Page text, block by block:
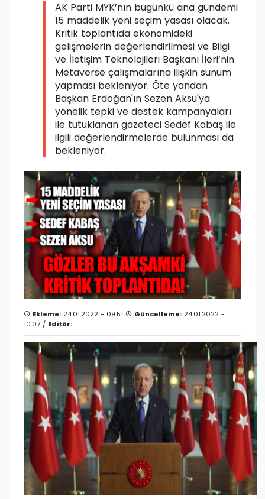
AK Parti MYK’nın bugünkü ana gündemi
15 maddelik yeni seçim yasası olacak.
Kritik toplantıda ekonomideki
gelişmelerin değerlendirilmesi ve Bilgi
ve İletişim Teknolojileri Başkanı İleri’nin
Metaverse çalışmalarına ilişkin sunum
yapması bekleniyor. Öte yandan
Başkan Erdoğan'ın Sezen Aksu'ya
yönelik tepki ve destek kampanyaları
ile tutuklanan gazeteci Sedef Kabaş ile
ilgili değerlendirmelerde bulunması da
bekleniyor.
Ekleme: 24.01.2022 - 09:51 Güncelleme: 24.01.2022 -
10:07 / Editör: